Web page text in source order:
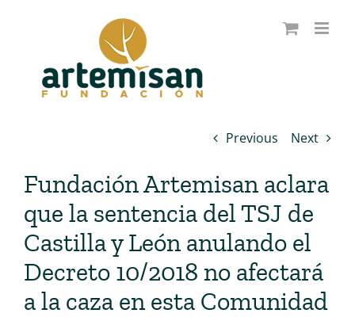
Previous Next
Fundación Artemisan aclara
que la sentencia del TSJ de
Castilla y León anulando el
Decreto 10/2018 no afectará
a la caza en esta Comunidad